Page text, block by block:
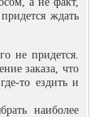
ждать
не придется.
заказа, что
то ездить и
наиболее